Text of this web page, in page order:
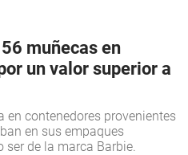
muñecas en
un valor superior a
en contenedores provenientes
en sus empaques
ser de la marca Barbie.